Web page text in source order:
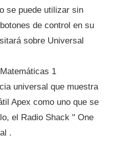
se puede utilizar sin
de control en su
sobre Universal
1
universal que muestra
Apex como uno que se
el Radio Shack " One
.